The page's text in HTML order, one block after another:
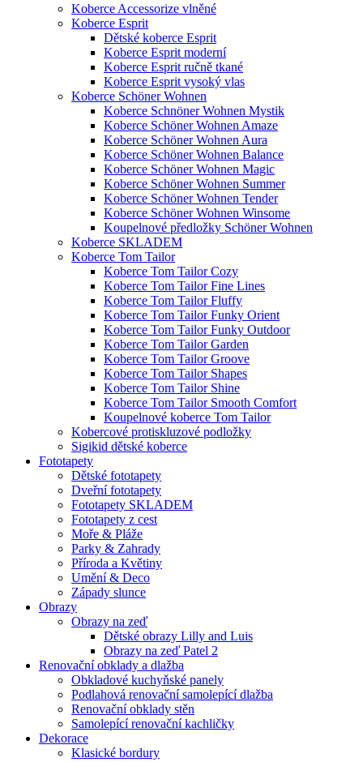
Koberce Accessorize vlněné
Koberce Esprit
Dětské koberce Esprit
Koberce Esprit moderní
Koberce Esprit ručně tkané
Koberce Esprit vysoký vlas
Koberce Schöner Wohnen
Koberce Schnöner Wohnen Mystik
Koberce Schöner Wohnen Amaze
Koberce Schöner Wohnen Aura
Koberce Schöner Wohnen Balance
Koberce Schöner Wohnen Magic
Koberce Schöner Wohnen Summer
Koberce Schöner Wohnen Tender
Koberce Schöner Wohnen Winsome
Koupelnové předložky Schöner Wohnen
Koberce SKLADEM
Koberce Tom Tailor
Koberce Tom Tailor Cozy
Koberce Tom Tailor Fine Lines
Koberce Tom Tailor Fluffy
Koberce Tom Tailor Funky Orient
Koberce Tom Tailor Funky Outdoor
Koberce Tom Tailor Garden
Koberce Tom Tailor Groove
Koberce Tom Tailor Shapes
Koberce Tom Tailor Shine
Koberce Tom Tailor Smooth Comfort
Koupelnové koberce Tom Tailor
Kobercové protiskluzové podložky
Sigikid dětské koberce
Fototapety
Dětské fototapety
Dveřní fototapety
Fototapety SKLADEM
Fototapety z cest
Moře & Pláže
Parky & Zahrady
Příroda a Květiny
Umění & Deco
Západy slunce
Obrazy
Obrazy na zeď
Dětské obrazy Lilly and Luis
Obrazy na zeď Patel 2
Renovační obklady a dlažba
Obkladové kuchyňské panely
Podlahová renovační samolepící dlažba
Renovační obklady stěn
Samolepící renovační kachličky
Dekorace
Klasické bordury